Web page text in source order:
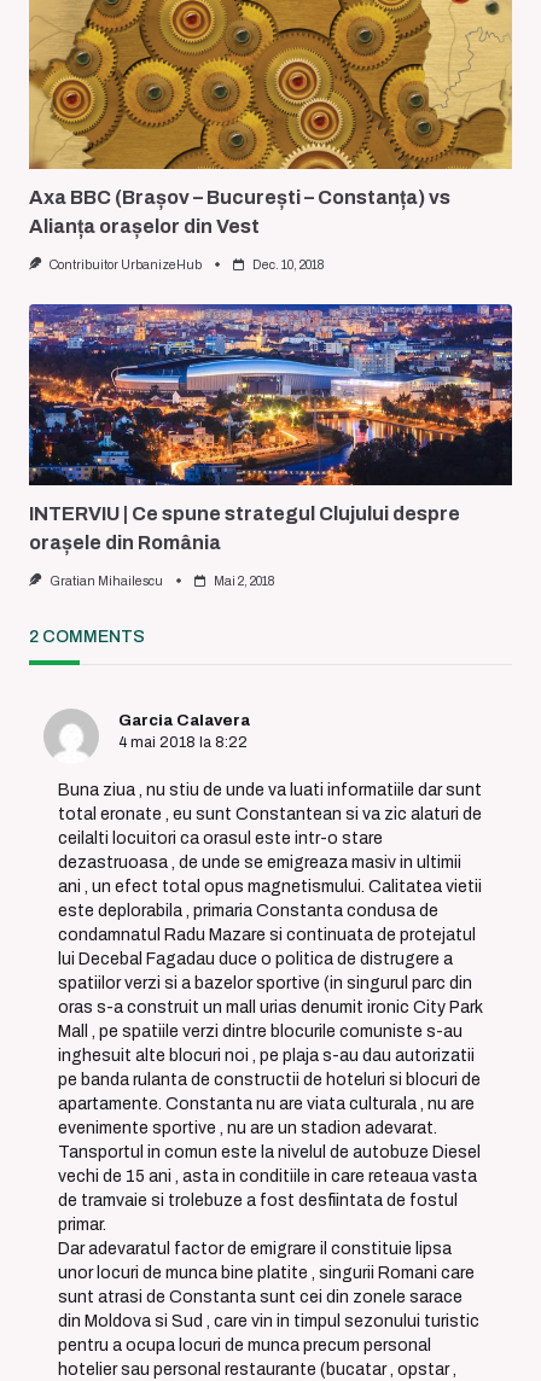
Axa BBC (Brașov – București – Constanța) vs
Alianța orașelor din Vest
Contribuitor UrbanizeHub Dec. 10, 2018
INTERVIU | Ce spune strategul Clujului despre
orașele din România
Gratian Mihailescu Mai 2, 2018
2 COMMENTS
Garcia Calavera
4 mai 2018 la 8:22
Buna ziua , nu stiu de unde va luati informatiile dar sunt
total eronate , eu sunt Constantean si va zic alaturi de
ceilalti locuitori ca orasul este intr-o stare
dezastruoasa , de unde se emigreaza masiv in ultimii
ani , un efect total opus magnetismului. Calitatea vietii
este deplorabila , primaria Constanta condusa de
condamnatul Radu Mazare si continuata de protejatul
lui Decebal Fagadau duce o politica de distrugere a
spatiilor verzi si a bazelor sportive (in singurul parc din
oras s-a construit un mall urias denumit ironic City Park
Mall , pe spatiile verzi dintre blocurile comuniste s-au
inghesuit alte blocuri noi , pe plaja s-au dau autorizatii
pe banda rulanta de constructii de hoteluri si blocuri de
apartamente. Constanta nu are viata culturala , nu are
evenimente sportive , nu are un stadion adevarat.
Tansportul in comun este la nivelul de autobuze Diesel
vechi de 15 ani , asta in conditiile in care reteaua vasta
de tramvaie si trolebuze a fost desfiintata de fostul
primar.
Dar adevaratul factor de emigrare il constituie lipsa
unor locuri de munca bine platite , singurii Romani care
sunt atrasi de Constanta sunt cei din zonele sarace
din Moldova si Sud , care vin in timpul sezonului turistic
pentru a ocupa locuri de munca precum personal
hotelier sau personal restaurante (bucatar , opstar ,